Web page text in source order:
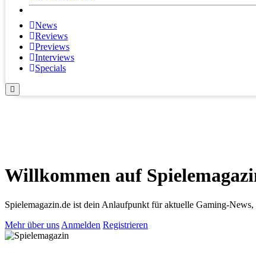
News
Reviews
Previews
Interviews
Specials
Willkommen auf
Spielemagazin.de ist dein Anlaufpunkt für aktuelle Gaming-
Mehr über uns Anmelden Registrieren